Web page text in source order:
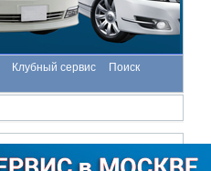
Клубный сервис
Поиск